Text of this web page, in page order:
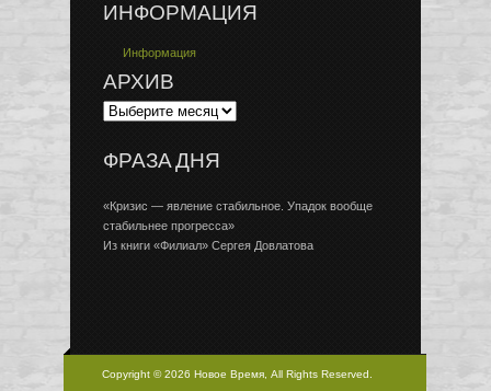
ИНФОРМАЦИЯ
Информация
АРХИВ
ФРАЗА ДНЯ
«Кризис — явление стабильное. Упадок вообще
стабильнее прогресса»
Из книги «Филиал» Сергея Довлатова
Copyright © 2026 Новое Время, All Rights Reserved.